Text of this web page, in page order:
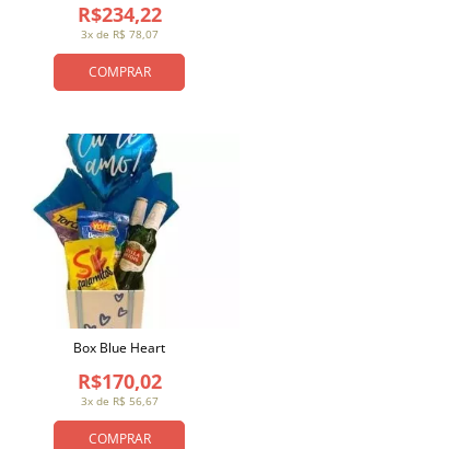
COMPRAR
3x de R$ 78,07
R$234,22
COMPRAR
3x de R$ 56,67
R$170,02
Box Blue Heart